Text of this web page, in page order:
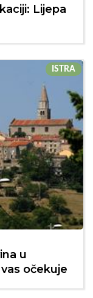
Lijepa
ISTRA
u
očekuje